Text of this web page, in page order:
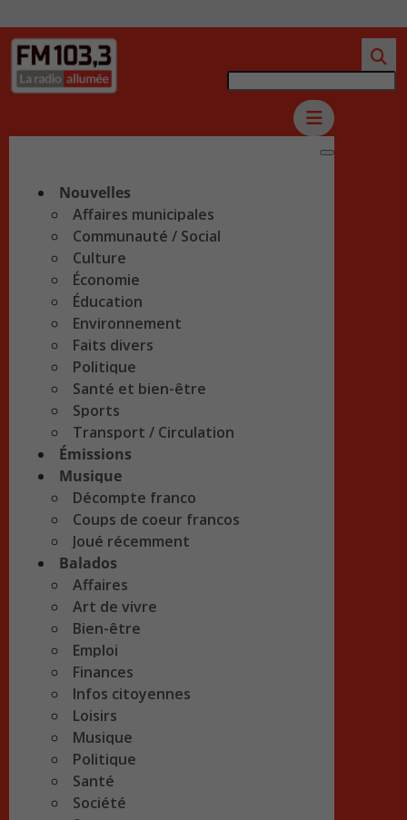
Nouvelles
Affaires municipales
Communauté / Social
Culture
Économie
Éducation
Environnement
Faits divers
Politique
Santé et bien-être
Sports
Transport / Circulation
Émissions
Musique
Décompte franco
Coups de coeur francos
Joué récemment
Balados
Affaires
Art de vivre
Bien-être
Emploi
Finances
Infos citoyennes
Loisirs
Musique
Politique
Santé
Société